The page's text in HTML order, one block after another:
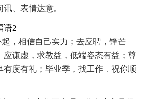
、表情达意。
语2
，相信自己实力；去应聘，锋芒
应谦虚，求教益，低端姿态有益；尊
有度有礼；毕业季，找工作，祝你顺